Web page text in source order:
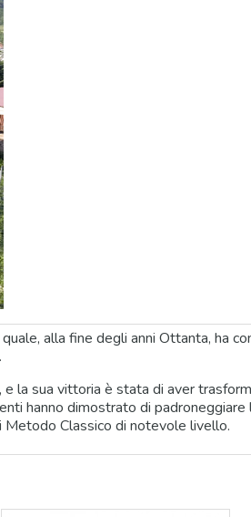
alla fine degli anni Ottanta, ha
la sua vittoria è stata di aver
hanno dimostrato di padroneggiare
Metodo Classico di notevole livello.